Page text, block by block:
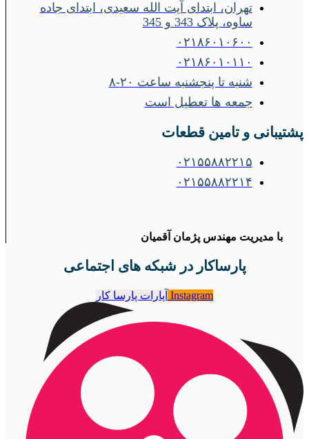
تهران، ابتدای آیت الله سعیدی، ابتدای جاده
ساوه، پلاک 343 و 345
۰۲۱۸۶۰۱۰۶۰۰
۰۲۱۸۶۰۱۰۱۱۰
شنبه تا پنجشنبه ساعت ۲۰-۸
جمعه ها تعطیل است
پشتیبانی و تامین قطعات
۰۲۱۵۵۸۸۲۲۱۵
۰۲۱۵۵۸۸۲۲۱۴
با مدیریت مهندس پژمان آقمیان
پارساکار در شبکه های اجتماعی
Instagram آپارات پارسا کار